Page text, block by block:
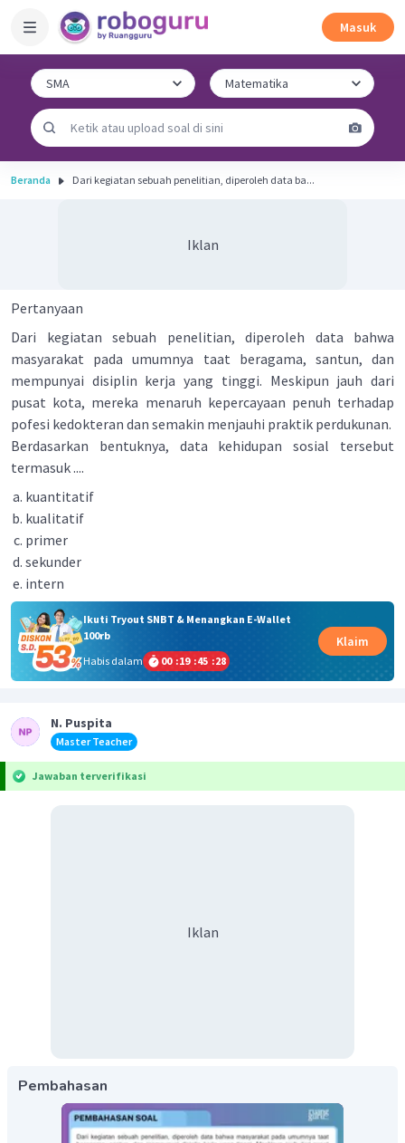
Masuk
Beranda Dari kegiatan sebuah penelitian, diperoleh data ba...
Iklan
Pertanyaan
Dari kegiatan sebuah penelitian, diperoleh data bahwa
masyarakat pada umumnya taat beragama, santun, dan
mempunyai disiplin kerja yang tinggi. Meskipun jauh dari
pusat kota, mereka menaruh kepercayaan penuh terhadap
pofesi kedokteran dan semakin menjauhi praktik perdukunan.
Berdasarkan bentuknya, data kehidupan sosial tersebut
termasuk ....
kuantitatif
kualitatif
primer
sekunder
intern
Ikuti Tryout SNBT & Menangkan E-Wallet
100rb
Habis dalam
00 :19 :45 :28
Klaim
N. Puspita
Master Teacher
Jawaban terverifikasi
Iklan
Pembahasan